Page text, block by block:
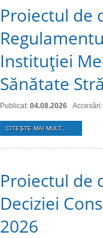
Proiectul de
Instituţiei
Sănătate
Publicat: 04.08.2026
CITEŞTE MAI MULT...
Proiectul de
Deciziei
2026